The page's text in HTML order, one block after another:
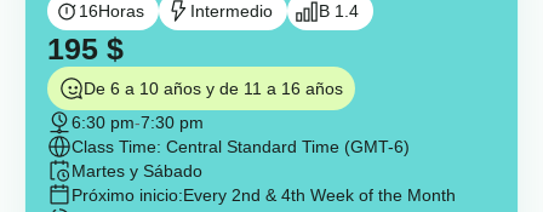
16Horas Intermedio B 1.4
195 $
De 6 a 10 años y de 11 a 16 años
6:30 pm-7:30 pm
Class Time: Central Standard Time (GMT-6)
Martes y Sábado
Próximo inicio:Every 2nd & 4th Week of the Month